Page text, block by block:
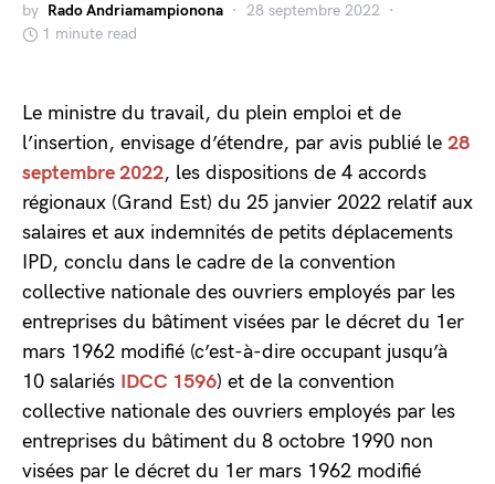
by Rado Andriamampionona
28 septembre 2022
1 minute read
Le ministre du travail, du plein emploi et de
l’insertion, envisage d’étendre, par avis publié le 28
septembre 2022, les dispositions de 4 accords
régionaux (Grand Est) du 25 janvier 2022 relatif aux
salaires et aux indemnités de petits déplacements
IPD, conclu dans le cadre de la convention
collective nationale des ouvriers employés par les
entreprises du bâtiment visées par le décret du 1er
mars 1962 modifié (c’est-à-dire occupant jusqu’à
10 salariés IDCC 1596) et de la convention
collective nationale des ouvriers employés par les
entreprises du bâtiment du 8 octobre 1990 non
visées par le décret du 1er mars 1962 modifié